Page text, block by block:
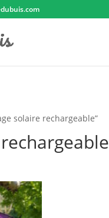
solaire rechargeable”